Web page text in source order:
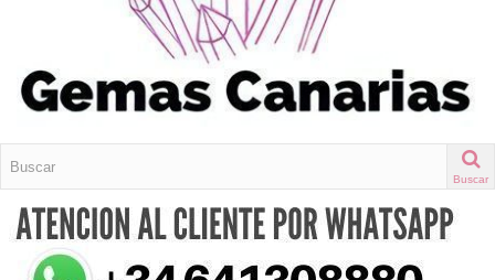
Buscar